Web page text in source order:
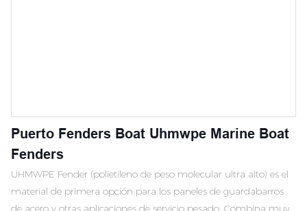
Puerto Fenders Boat Uhmwpe Marine Boat
Fenders
UHMWPE Fender (polietileno de peso molecular ultra alto) es el
material de primera opción para los paneles de guardabarros